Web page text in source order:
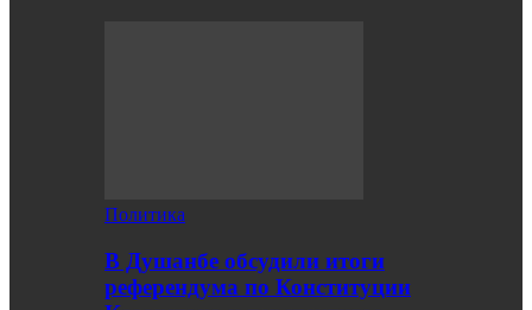
Политика
В Душанбе обсудили итоги
референдума по Конституции